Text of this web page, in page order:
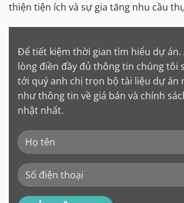
thiện tiện ích và sự gia tăng nhu cầu
Để tiết kiệm thời gian tìm hiểu dự án.
lòng điền đầy đủ thông tin chúng tôi
tới quý anh chị trọn bộ tài liệu dự án
như thông tin về giá bán và chính
nhật nhất.